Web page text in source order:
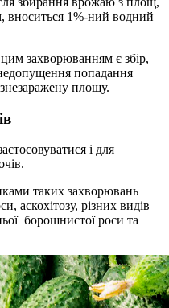
вноситься 1%-ний водний
захворюванням є збір,
попадання
площу.
і для
таких захворювань
аскохітозу, різних видів
борошнистої роси та